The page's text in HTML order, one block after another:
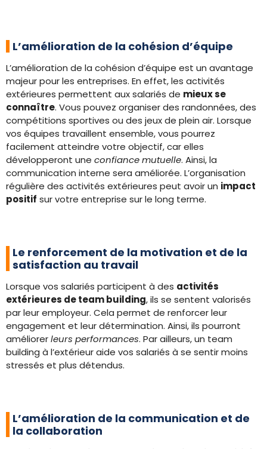
L’amélioration de la cohésion d’équipe
L’amélioration de la cohésion d’équipe est un avantage
majeur pour les entreprises. En effet, les activités
extérieures permettent aux salariés de mieux se
connaître. Vous pouvez organiser des randonnées, des
compétitions sportives ou des jeux de plein air. Lorsque
vos équipes travaillent ensemble, vous pourrez
facilement atteindre votre objectif, car elles
développeront une confiance mutuelle. Ainsi, la
communication interne sera améliorée. L’organisation
régulière des activités extérieures peut avoir un impact
positif sur votre entreprise sur le long terme.
Le renforcement de la motivation et de la
satisfaction au travail
Lorsque vos salariés participent à des activités
extérieures de team building, ils se sentent valorisés
par leur employeur. Cela permet de renforcer leur
engagement et leur détermination. Ainsi, ils pourront
améliorerleurs performances. Par ailleurs, un team
building à l’extérieur aide vos salariés à se sentir moins
stressés et plus détendus.
L’amélioration de la communication et de
la collaboration